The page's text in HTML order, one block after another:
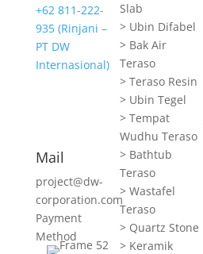
+62 811-222-
935 (Rinjani –
PT DW
Internasional)
Mail
project@dw-
corporation.com
Payment
Method
Slab
> Ubin Difabel
> Bak Air
Teraso
> Teraso Resin
> Ubin Tegel
> Tempat
Wudhu Teraso
> Bathtub
Teraso
> Wastafel
Teraso
> Quartz Stone
> Keramik